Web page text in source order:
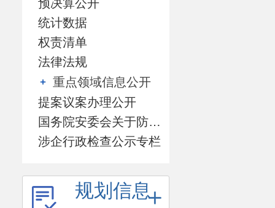
预决算公开
统计数据
权责清单
法律法规
重点领域信息公开
提案议案办理公开
国务院安委会关于防范遏制矿山领域重特大生产安全事故的硬措施专栏
涉企行政检查公示专栏
规划信息